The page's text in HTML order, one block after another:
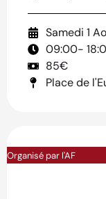
Samedi 1
09:00-
85€
Place de
Organisé par l'AF